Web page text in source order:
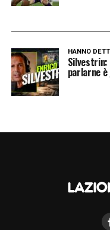
HANNO
Silvestrin:
parlarne è